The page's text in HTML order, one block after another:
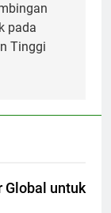
pada
Tinggi
Global untuk